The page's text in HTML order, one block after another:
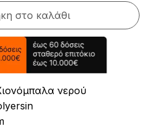
στο καλάθι
νερού